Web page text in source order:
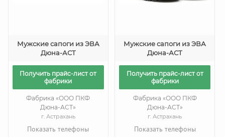
Мужские сапоги из ЭВА
Дюна-АСТ
Получить прайс-лист от
фабрики
Фабрика «ООО ПКФ
Дюна-АСТ»
г. Астрахань
Показать телефоны
Мужские сапоги из ЭВА
Дюна-АСТ
Получить прайс-лист от
фабрики
Фабрика «ООО ПКФ
Дюна-АСТ»
г. Астрахань
Показать телефоны